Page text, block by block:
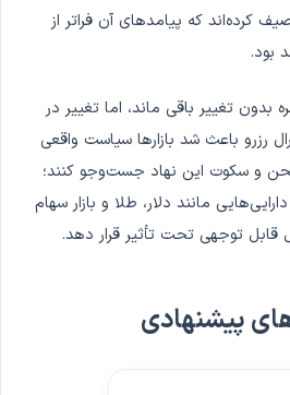
کرده‌اند که پیامدهای آن فراتر از
بود.
تغییر باقی ماند، اما تغییر در
رزرو باعث شد بازارها سیاست واقعی
لحن و سکوت این نهاد جست‌وجو کنند؛
مانند دلار، طلا و بازار سهام
قابل توجهی تحت تأثیر قرار دهد.
پیشنهادی